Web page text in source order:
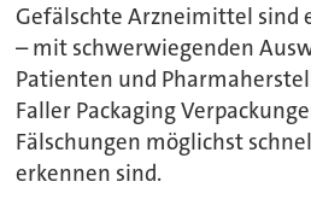
Gefälschte Arzneimittel sind
– mit schwerwiegenden
Patienten und
Faller Packaging
Fälschungen möglichst
erkennen sind.